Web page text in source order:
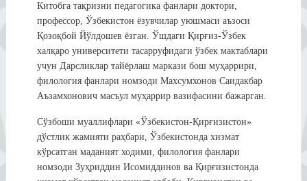
Китобга тақризни педагогика фанлари доктори,
профессор, Ўзбекистон ёзувчилар уюшмаси аъзоси
Қозоқбой Йўлдошев ёзган. Ўшдаги Қирғиз-Ўзбек
халқаро университети тасарруфидаги ўзбек мактаблари
учун Дарсликлар тайёрлаш маркази бош муҳаррири,
филология фанлари номзоди Махсумхонов Саидакбар
Аъзамхонович масъул муҳаррир вазифасини бажарган.
Сўзбоши муаллифлари «Ўзбекистон-Қирғизистон»
дўстлик жамияти раҳбари, Ўзбекистонда хизмат
кўрсатган маданият ходими, филология фанлари
номзоди Зуҳриддин Исомиддинов ва Қирғизистонда